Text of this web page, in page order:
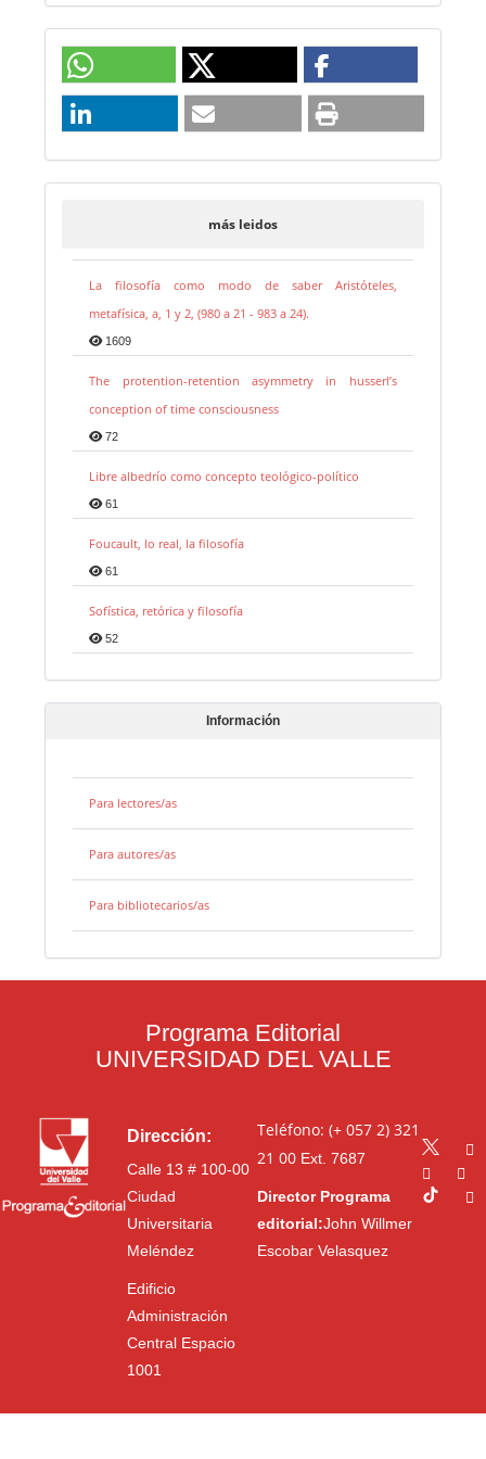
más leidos
La filosofía como modo de saber Aristóteles,
metafísica, a, 1 y 2, (980 a 21 - 983 a 24).
1609
The protention-retention asymmetry in husserl’s
conception of time consciousness
72
Libre albedrío como concepto teológico-político
61
Foucault, lo real, la filosofía
61
Sofística, retórica y filosofía
52
Información
Para lectores/as
Para autores/as
Para bibliotecarios/as
Programa Editorial
UNIVERSIDAD DEL VALLE
Dirección:
Calle 13 # 100-00
Ciudad
Universitaria
Meléndez
Edificio
Administración
Central Espacio
1001
Teléfono: (+ 057 2) 321
21 00Ext. 7687
Director Programa
editorial:John Willmer
Escobar Velasquez